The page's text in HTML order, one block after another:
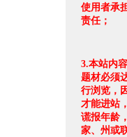
使用者承
责任；
3.本站内
题材必须
行浏览，
才能进站
谎报年龄
家、州或